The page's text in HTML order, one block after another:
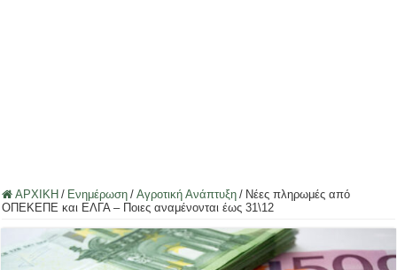
ΑΡΧΙΚΗ / Ενημέρωση / Αγροτική Ανάπτυξη / Νέες πληρωμές από
ΟΠΕΚΕΠΕ και ΕΛΓΑ – Ποιες αναμένονται έως 31\12